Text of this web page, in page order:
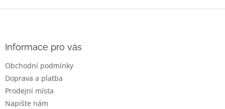
Informace pro vás
Obchodní podmínky
Doprava a platba
Prodejní místa
Napište nám